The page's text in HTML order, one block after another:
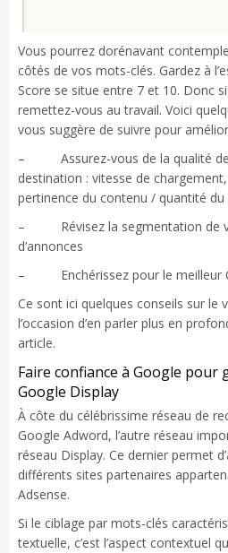
Vous pourrez dorénavant
côtés de vos mots-clés. Gardez à
Score se situe entre 7 et 10. Donc
remettez-vous au travail. Voici
vous suggère de suivre pour
– Assurez-vous de la qualité de
destination : vitesse de
pertinence du contenu / quantité du
– Révisez la segmentation de
d’annonces
– Enchérissez pour le meilleur
Ce sont ici quelques conseils sur le
l’occasion d’en parler plus en
article.
Faire confiance à Google pour
Google Display
À côte du célébrissime réseau de
Google Adword, l’autre réseau
réseau Display. Ce dernier permet
différents sites partenaires
Adsense.
Si le ciblage par mots-clés
textuelle, c’est l’aspect contextuel